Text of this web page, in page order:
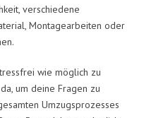
verschiedene
Montagearbeiten oder
wie möglich zu
um deine Fragen zu
Umzugsprozesses